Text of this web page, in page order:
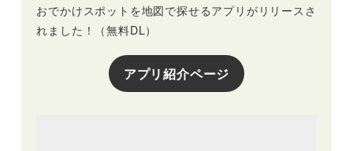
おでかけスポットを地図で探せるアプリがリリースさ
れました！（無料DL）
アプリ紹介ページ